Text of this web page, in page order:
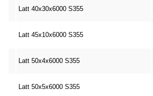
Latt 40x30x6000 S355
Latt 45x10x6000 S355
Latt 50x4x6000 S355
Latt 50x5x6000 S355